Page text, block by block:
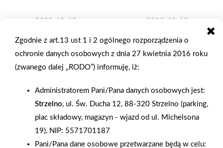
2022-10-10
certyfikowanej florystki
w Mrówce
Starachowice
2022-10-10
Jacek Kowal – Członek
Zarządu Grupy PSB
został laureatem Builder
Super Power 2022
Zgodnie z art.13 ust 1 i 2 ogólnego rozporządzenia o
ochronie danych osobowych z dnia 27 kwietnia 2016 roku
(zwanego dalej „RODO”) informuję, iż:
Administratorem Pani/Pana danych osobowych jest:
Strzelno, ul. Św. Ducha 12, 88-320 Strzelno (parking,
plac składowy, magazyn - wjazd od ul. Michelsona
19), NIP: 5571701187
Pani/Pana dane osobowe przetwarzane będą w celu: